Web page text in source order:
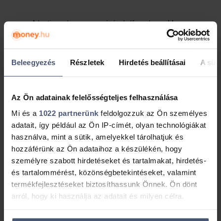
Beleegyezés Részletek Hirdetés beállításai A
Az Ön adatainak felelősségteljes felhasználása
Mi és a 1022 partnerünk feldolgozzuk az Ön személyes
adatait, így például az Ön IP-címét, olyan technológiákat
használva, mint a sütik, amelyekkel tárolhatjuk és
hozzáférünk az Ön adataihoz a készülékén, hogy
személyre szabott hirdetéseket és tartalmakat, hirdetés-
és tartalommérést, közönségbetekintéseket, valamint
termékfejlesztéseket biztosíthassunk Önnek. Ön dönt
arról, hogy ki használja az adatait és milyen célra.
Ha engedélyezi, a következőt is meg szeretnénk tenni:
A lenti gomb megnyomásával elfogadom a Money
Network Kft.
Ingyenes visszahívást kérek!
Megközelíthetőség